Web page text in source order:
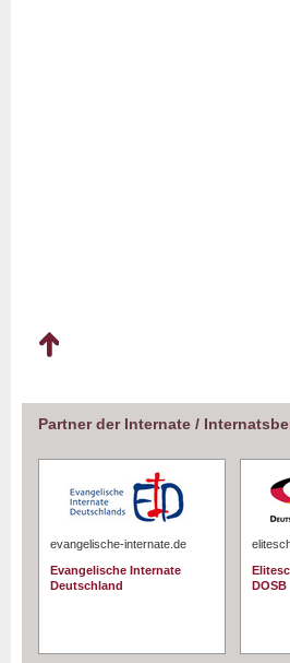
Partner der Internate /
evangelische-internate.de
Evangelische Internate
Deutschland
DOSB